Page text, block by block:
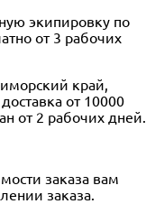
экипировку по
от 3 рабочих
край,
от 10000
от 2 рабочих дней.
заказа вам
заказа.